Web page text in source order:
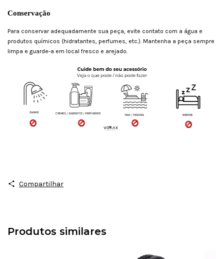
Conservação
Para conservar adequadamente sua peça, evite contato com a água e
produtos químicos (hidratantes, perfumes, etc.). Mantenha a peça sempre
limpa e guarde-a em local fresco e arejado.
Compartilhar
Produtos similares